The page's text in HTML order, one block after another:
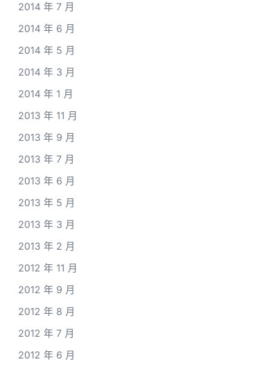
2014 年 7 月
2014 年 6 月
2014 年 5 月
2014 年 3 月
2014 年 1 月
2013 年 11 月
2013 年 9 月
2013 年 7 月
2013 年 6 月
2013 年 5 月
2013 年 3 月
2013 年 2 月
2012 年 11 月
2012 年 9 月
2012 年 8 月
2012 年 7 月
2012 年 6 月